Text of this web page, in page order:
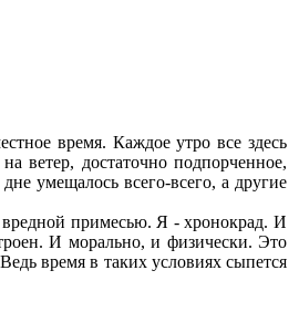
время. Каждое утро все здесь
ветер, достаточно подпорченное,
умещалось всего-всего, а другие
примесью. Я - хронокрад. И
И морально, и физически. Это
время в таких условиях сыпется